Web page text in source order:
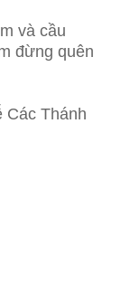
và cầu
đừng quên
Các Thánh